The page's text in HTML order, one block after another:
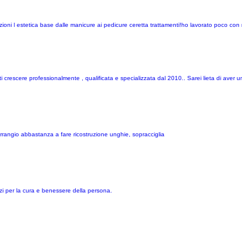
l estetica base dalle manicure ai pedicure ceretta trattamenti!ho lavorato poco
professionalmente , qualificata e specializzata dal 2010.. Sarei lieta di aver
abbastanza a fare ricostruzione unghie, sopracciglia
per la cura e benessere della persona.